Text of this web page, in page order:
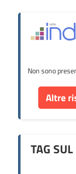
Non sono
Altre
TAG